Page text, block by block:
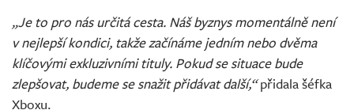
„Je to pro nás určitá cesta. Náš byznys momentálně není
v nejlepší kondici, takže začínáme jedním nebo dvěma
klíčovými exkluzivními tituly. Pokud se situace bude
zlepšovat, budeme se snažit přidávat další,“přidala šéfka
Xboxu.